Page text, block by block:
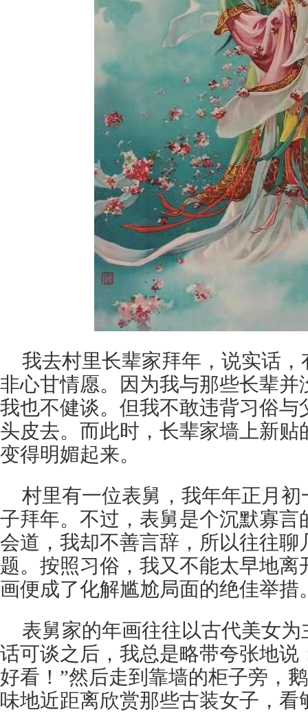
我去村里长辈家拜年，说实话
非心甘情愿。因为我与那些长辈并
我也不健谈。但我不敢违背习俗与
头皮去。而此时，长辈家墙上新
变得明媚起来。
村里有一位表舅，我年年正月
子拜年。不过，表舅是个沉默寡言
会道，我却不善言辞，所以往往聊
题。按照习俗，我又不能太早地
画便成了化解尴尬局面的绝佳举措
表舅家的年画往往以古代美女
话可谈之后，我总是略带夸张地说
好看！”然后走到靠墙的柜子旁，
味地近距离欣赏那些古装女子，